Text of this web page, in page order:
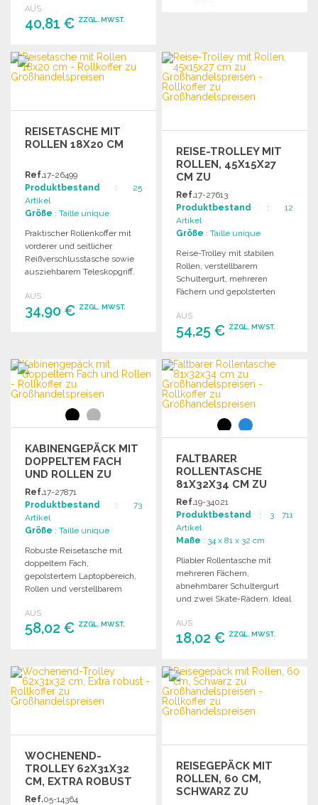
mit Klettverschluss.
Druckfläche: 20x20cm.
AUS
40,81 € ZZGL. MWST.
BESTELLEN
Angebot anfordern
REISETASCHE MIT
ROLLEN 18X20 CM
Ref.17-26499
Produktbestand : 25
Artikel
Größe : Taille unique
Praktischer Rollenkoffer mit
vorderer und seitlicher
Reißverschlusstasche sowie
ausziehbarem Teleskopgriff.
AUS
34,90 € ZZGL. MWST.
Angebot anfordern
REISE-TROLLEY MIT
ROLLEN, 45X15X27
CM ZU
GROSSHANDELSPREISEN
Ref.17-27613
Produktbestand : 12
Artikel
Größe : Taille unique
Reise-Trolley mit stabilen
Rollen, verstellbarem
Schultergurt, mehreren
Fächern und gepolsterten
und Organisation.
AUS
54,25 € ZZGL. MWST.
BESTELLEN
Angebot anfordern
KABINENGEPÄCK MIT
DOPPELTEM FACH
UND ROLLEN ZU
GROSSHANDELSPREISEN
Ref.17-27871
Produktbestand : 73
Artikel
Größe : Taille unique
Robuste Reisetasche mit
doppeltem Fach,
gepolstertem Laptopbereich,
Rollen und verstellbarem
AUS
58,02 € ZZGL. MWST.
Angebot anfordern
FALTBARER
ROLLENTASCHE
81X32X34 CM ZU
GROSSHANDELSPREISEN
Ref.19-34021
Produktbestand : 3 711
Artikel
Maße : 34 x 81 x 32 cm
Pliabler Rollentasche mit
mehreren Fächern,
abnehmbarer Schultergurt
und zwei Skate-Rädern. Ideal
x 34 cm.
AUS
18,02 € ZZGL. MWST.
BESTELLEN
Angebot anfordern
WOCHENEND-
TROLLEY 62X31X32
CM, EXTRA ROBUST
Ref.05-14364
REISEGEPÄCK MIT
ROLLEN, 60 CM,
SCHWARZ ZU